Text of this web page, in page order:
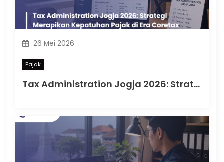
26 Mei 2026
Pajak
Tax Administration Jogja 2026: Strategi Merapikan Kepatuhan Pajak di Era Coretax